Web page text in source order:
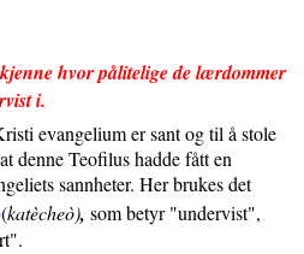
hvor pålitelige de lærdommer
i.
evangelium er sant og til å stole
denne Teofilus hadde fått en
sannheter. Her brukes det
(katècheò), som betyr "undervist",